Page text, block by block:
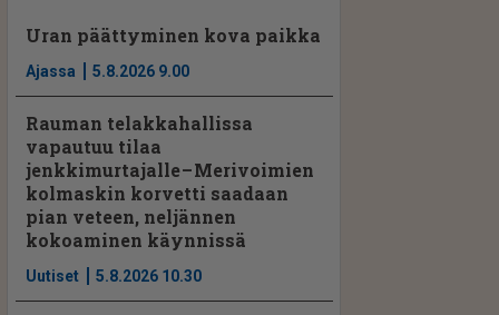
Uran päättyminen kova paikka
Ajassa 5.8.2026 9.00
Rauman telakkahallissa
vapautuu tilaa
jenkkimurtajalle – Merivoimien
kolmaskin korvetti saadaan
pian veteen, neljännen
kokoaminen käynnissä
Uutiset 5.8.2026 10.30